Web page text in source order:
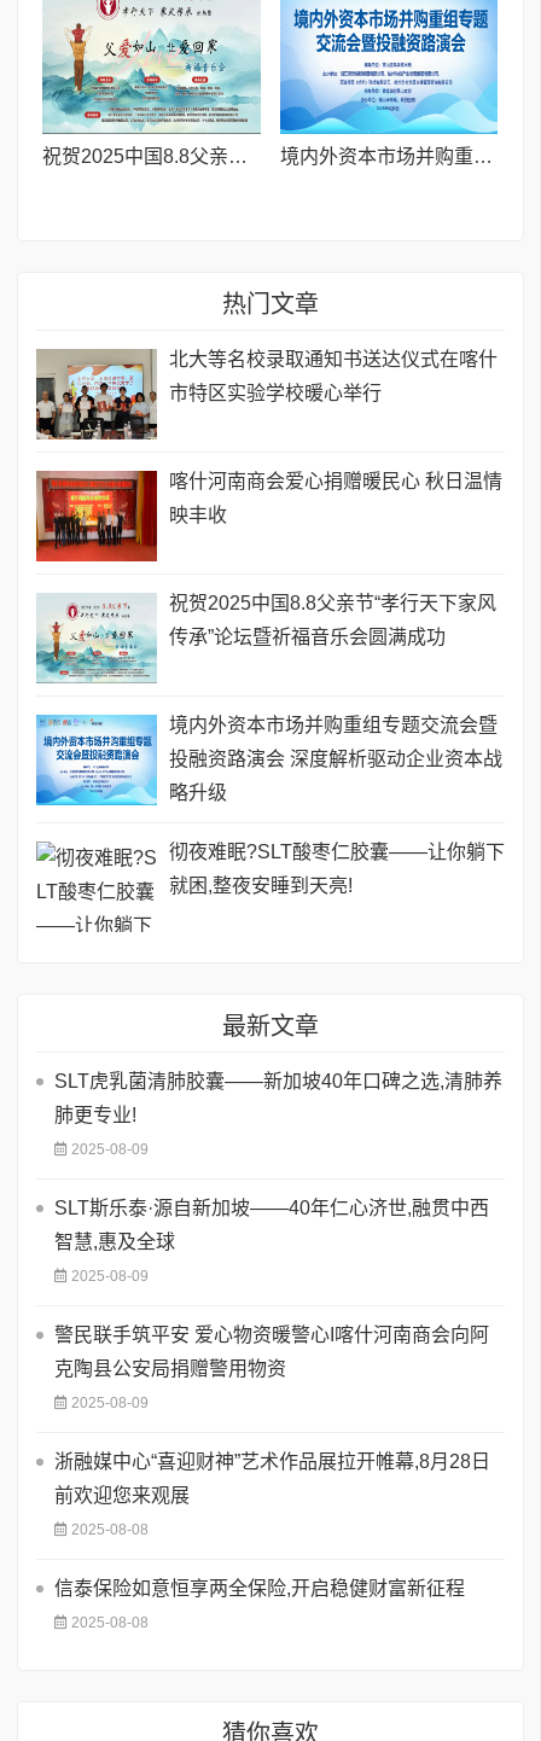
祝贺2025中国8.8父亲节“孝行天下家风传承”论坛暨祈福音乐会圆满成功 境内外资本市场并购重组专题交流会暨投融资路演会 深度解析驱动企业资本战略升级
热门文章
北大等名校录取通知书送达仪式在喀什
市特区实验学校暖心举行
喀什河南商会爱心捐赠暖民心 秋日温情
映丰收
祝贺2025中国8.8父亲节“孝行天下家风
传承”论坛暨祈福音乐会圆满成功
境内外资本市场并购重组专题交流会暨
投融资路演会 深度解析驱动企业资本战
略升级
彻夜难眠?SLT酸枣仁胶囊——让你躺下
就困,整夜安睡到天亮!
最新文章
SLT虎乳菌清肺胶囊——新加坡40年口碑之选,清肺养
肺更专业!
2025-08-09
SLT斯乐泰·源自新加坡——40年仁心济世,融贯中西
智慧,惠及全球
2025-08-09
警民联手筑平安 爱心物资暖警心I喀什河南商会向阿
克陶县公安局捐赠警用物资
2025-08-09
浙融媒中心“喜迎财神”艺术作品展拉开帷幕,8月28日
前欢迎您来观展
2025-08-08
信泰保险如意恒享两全保险,开启稳健财富新征程
2025-08-08
猜你喜欢